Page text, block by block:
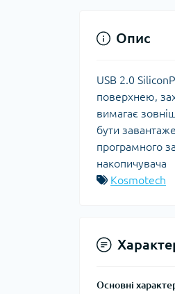
Опис
USB 2.0
поверхнею,
вимагає
бути
програмного
накопичувача
Kosmotech
Основні